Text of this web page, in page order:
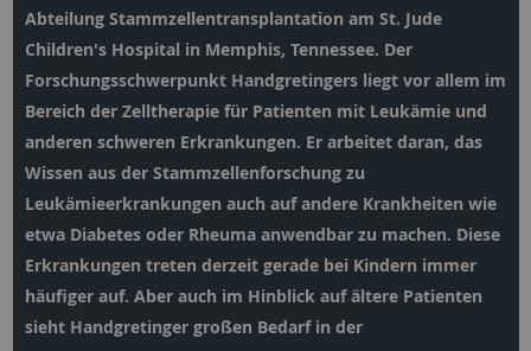
Abteilung Stammzellentransplantation am St. Jude
Children's Hospital in Memphis, Tennessee. Der
Forschungsschwerpunkt Handgretingers liegt vor allem im
Bereich der Zelltherapie für Patienten mit Leukämie und
anderen schweren Erkrankungen. Er arbeitet daran, das
Wissen aus der Stammzellenforschung zu
Leukämieerkrankungen auch auf andere Krankheiten wie
etwa Diabetes oder Rheuma anwendbar zu machen. Diese
Erkrankungen treten derzeit gerade bei Kindern immer
häufiger auf. Aber auch im Hinblick auf ältere Patienten
sieht Handgretinger großen Bedarf in der